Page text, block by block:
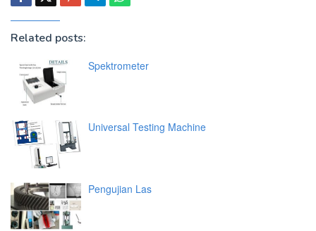
Related posts:
Spektrometer
Universal Testing Machine
Pengujian Las